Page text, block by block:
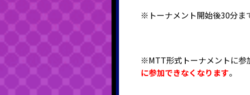
※トーナメント開始後30分ま
※MTT形式トーナメントに参
に参加できなくなります。